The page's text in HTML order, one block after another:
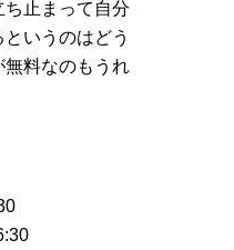
ち止まって自分
いうのはどう
無料なのもうれ